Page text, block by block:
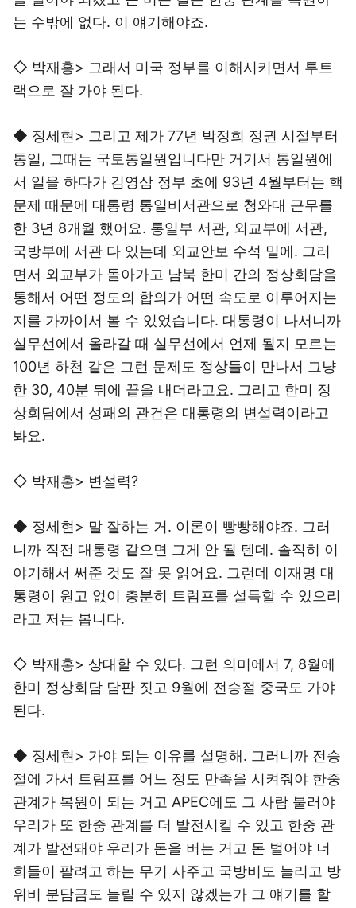
는 수밖에 없다. 이 얘기해야죠.
◇ 박재홍> 그래서 미국 정부를 이해시키면서 투트
랙으로 잘 가야 된다.
◆ 정세현> 그리고 제가 77년 박정희 정권 시절부터
통일, 그때는 국토통일원입니다만 거기서 통일원에
서 일을 하다가 김영삼 정부 초에 93년 4월부터는 핵
문제 때문에 대통령 통일비서관으로 청와대 근무를
한 3년 8개월 했어요. 통일부 서관, 외교부에 서관,
국방부에 서관 다 있는데 외교안보 수석 밑에. 그러
면서 외교부가 돌아가고 남북 한미 간의 정상회담을
통해서 어떤 정도의 합의가 어떤 속도로 이루어지는
지를 가까이서 볼 수 있었습니다. 대통령이 나서니까
실무선에서 올라갈 때 실무선에서 언제 될지 모르는
100년 하천 같은 그런 문제도 정상들이 만나서 그냥
한 30, 40분 뒤에 끝을 내더라고요. 그리고 한미 정
상회담에서 성패의 관건은 대통령의 변설력이라고
봐요.
◇ 박재홍> 변설력?
◆ 정세현> 말 잘하는 거. 이론이 빵빵해야죠. 그러
니까 직전 대통령 같으면 그게 안 될 텐데. 솔직히 이
야기해서 써준 것도 잘 못 읽어요. 그런데 이재명 대
통령이 원고 없이 충분히 트럼프를 설득할 수 있으리
라고 저는 봅니다.
◇ 박재홍> 상대할 수 있다. 그런 의미에서 7, 8월에
한미 정상회담 담판 짓고 9월에 전승절 중국도 가야
된다.
◆ 정세현> 가야 되는 이유를 설명해. 그러니까 전승
절에 가서 트럼프를 어느 정도 만족을 시켜줘야 한중
관계가 복원이 되는 거고 APEC에도 그 사람 불러야
우리가 또 한중 관계를 더 발전시킬 수 있고 한중 관
계가 발전돼야 우리가 돈을 버는 거고 돈 벌어야 너
희들이 팔려고 하는 무기 사주고 국방비도 늘리고 방
위비 분담금도 늘릴 수 있지 않겠는가 그 얘기를 할